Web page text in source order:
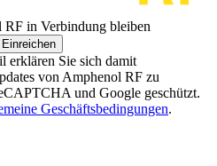
in Verbindung bleiben
Einreichen
erklären Sie sich damit
von Amphenol RF zu
und Google geschützt.
Geschäftsbedingungen.